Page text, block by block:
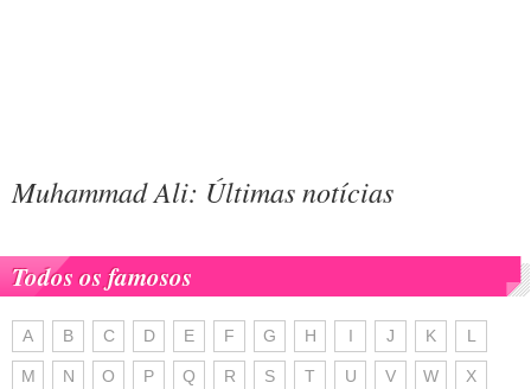
Muhammad Ali: Últimas notícias
Todos os famosos
A B C D E F G H I J K L
M N O P Q R S T U V W X